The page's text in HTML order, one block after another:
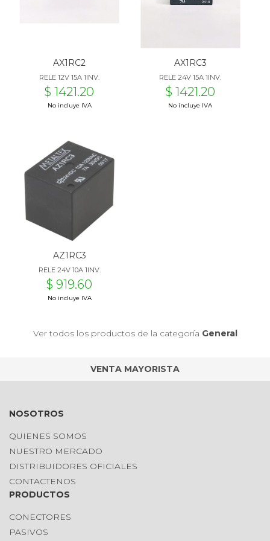
AX1RC2
RELE 12V 15A 1INV.
$ 1421.20
No incluye IVA
AX1RC3
RELE 24V 15A 1INV.
$ 1421.20
No incluye IVA
AZ1RC3
RELE 24V 10A 1INV.
$ 919.60
No incluye IVA
Ver todos los productos de la categoría General
VENTA MAYORISTA
NOSOTROS
QUIENES SOMOS
NUESTRO MERCADO
DISTRIBUIDORES OFICIALES
CONTACTENOS
PRODUCTOS
CONECTORES
PASIVOS